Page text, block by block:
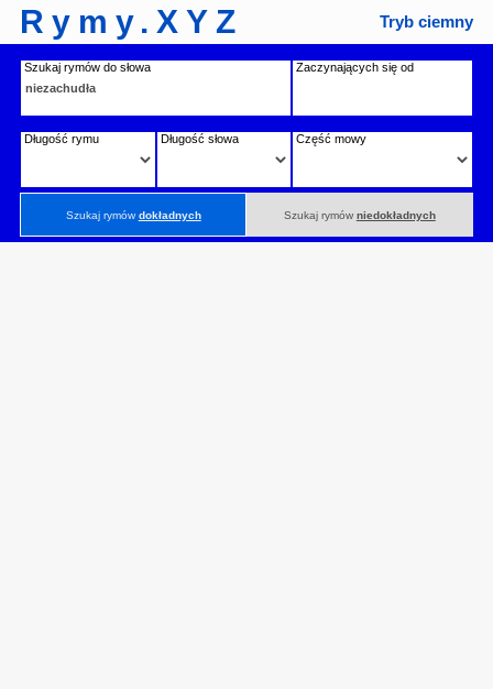
Rymy.XYZ Tryb ciemny
Szukaj rymów do słowa Zaczynających się od
Długość rymu Długość słowa Część mowy
Szukaj rymówdokładnych Szukaj rymów niedokładnych